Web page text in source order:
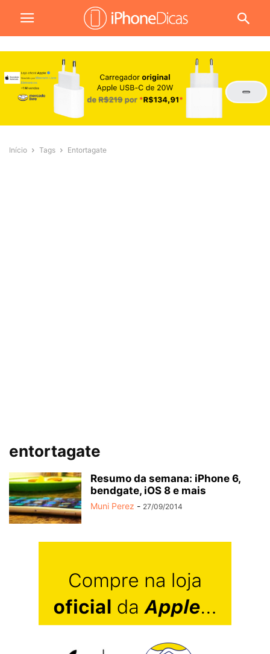
Início Tags Entortagate
entortagate
Resumo da semana: iPhone 6,
bendgate, iOS 8 e mais
Muni Perez - 27/09/2014